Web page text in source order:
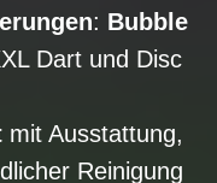
: Bubble
Dart und Disc
mit Ausstattung,
Reinigung